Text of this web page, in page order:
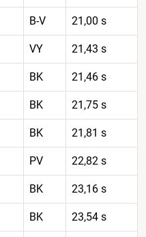
B-V 21,00 s
VY 21,43 s
BK 21,46 s
BK 21,75 s
BK 21,81 s
PV 22,82 s
BK 23,16 s
BK 23,54 s